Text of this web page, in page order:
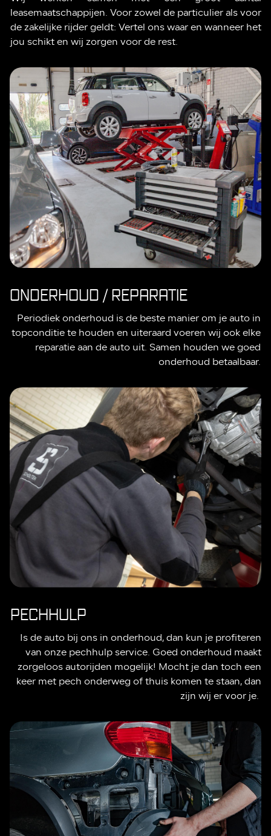
leasemaatschappijen. Voor zowel de particulier als voor
de zakelijke rijder geldt: Vertel ons waar en wanneer het
jou schikt en wij zorgen voor de rest.
ONDERHOUD / REPARATIE
Periodiek onderhoud is de beste manier om je auto in
topconditie te houden en uiteraard voeren wij ook elke
reparatie aan de auto uit. Samen houden we goed
onderhoud betaalbaar.
PECHHULP
Is de auto bij ons in onderhoud, dan kun je profiteren
van onze pechhulp service. Goed onderhoud maakt
zorgeloos autorijden mogelijk! Mocht je dan toch een
keer met pech onderweg of thuis komen te staan, dan
zijn wij er voor je.